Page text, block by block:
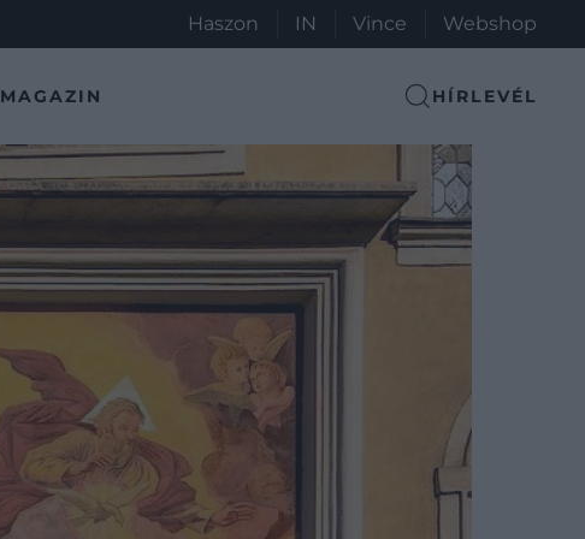
Haszon IN Vince Webshop
MAGAZIN HÍRLEVÉL